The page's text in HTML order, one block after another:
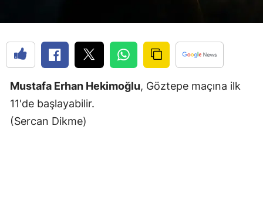
Mustafa Erhan Hekimoğlu, Göztepe maçına ilk
11'de başlayabilir.
(Sercan Dikme)